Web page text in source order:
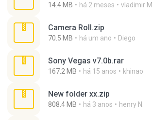
14.4 MB há 2 meses vladimir M.
Camera Roll.zip
70.5 MB há um ano Diego
Sony Vegas v7.0b.rar
167.2 MB há 15 anos khinao
New folder xx.zip
808.4 MB há 3 anos henry N.